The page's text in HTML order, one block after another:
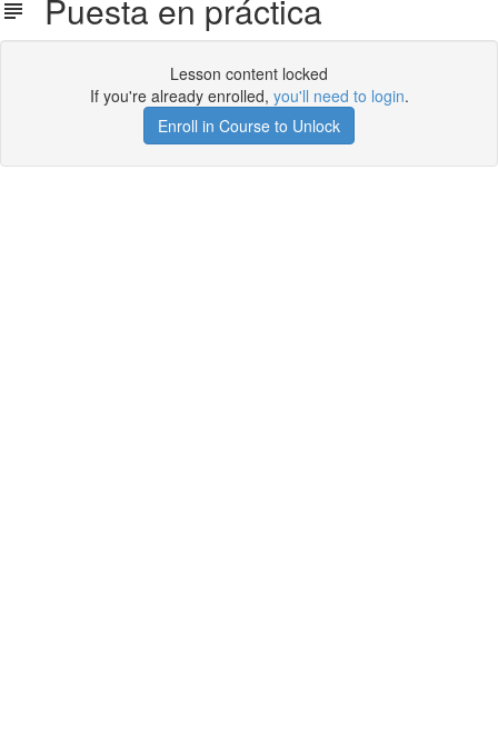
Puesta en práctica
Lesson content locked
If you're already enrolled, you'll need to login.
Enroll in Course to Unlock